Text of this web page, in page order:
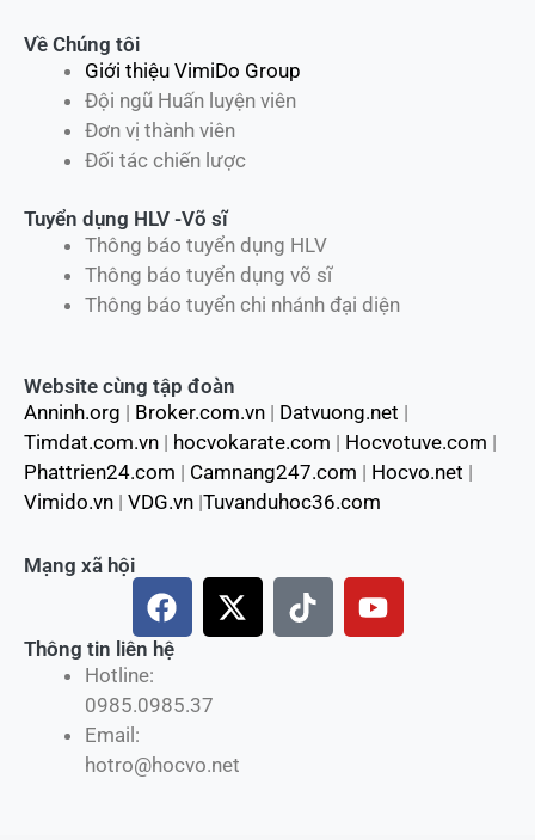
Về Chúng tôi
Giới thiệu VimiDo Group
Đội ngũ Huấn luyện viên
Đơn vị thành viên
Đối tác chiến lược
Tuyển dụng HLV -Võ sĩ
Thông báo tuyển dụng HLV
Thông báo tuyển dụng võ sĩ
Thông báo tuyển chi nhánh đại diện
Website cùng tập đoàn
Anninh.org | Broker.com.vn | Datvuong.net |
Timdat.com.vn | hocvokarate.com | Hocvotuve.com |
Phattrien24.com | Camnang247.com | Hocvo.net |
Vimido.vn | VDG.vn |Tuvanduhoc36.com
Hotline:
0985.0985.37
Email:
hotro@hocvo.net
Mạng xã hội
F
a
c
b
o
X
-
t
T
i
Y
o
Thông tin liên hệ